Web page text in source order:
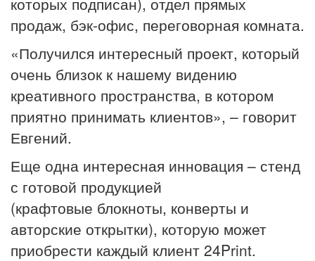
продаж, бэк-офис, переговорная комната.
«Получился интересный проект, который
очень близок к нашему видению
креативного пространства, в котором
приятно принимать клиентов», – говорит
Евгений.
Еще одна интересная инновация – стенд
с готовой продукцией
(крафтовые блокноты, конверты и
авторские открытки), которую может
приобрести каждый клиент 24Print.